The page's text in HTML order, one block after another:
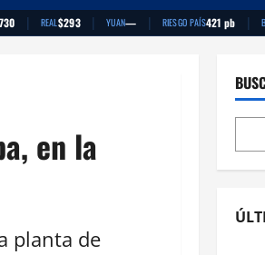
| REAL$293 | YUAN— | RIESGO PAÍS421 pb |
en la
planta de